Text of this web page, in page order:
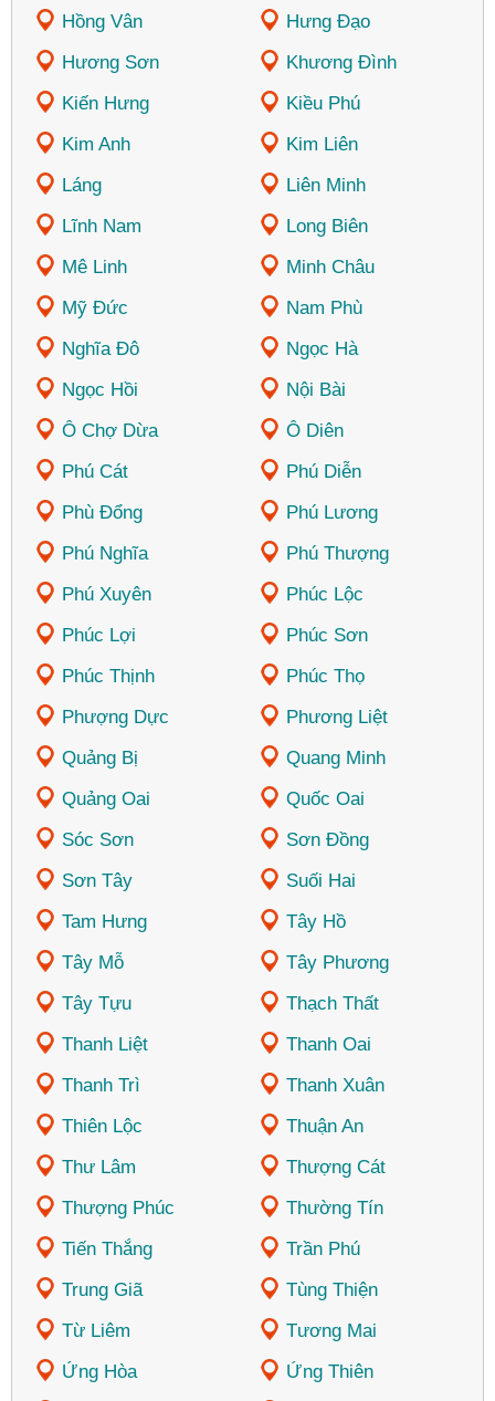
Hồng Vân
Hưng Đạo
Hương Sơn
Khương Đình
Kiến Hưng
Kiều Phú
Kim Anh
Kim Liên
Láng
Liên Minh
Lĩnh Nam
Long Biên
Mê Linh
Minh Châu
Mỹ Đức
Nam Phù
Nghĩa Đô
Ngọc Hà
Ngọc Hồi
Nội Bài
Ô Chợ Dừa
Ô Diên
Phú Cát
Phú Diễn
Phù Đổng
Phú Lương
Phú Nghĩa
Phú Thượng
Phú Xuyên
Phúc Lộc
Phúc Lợi
Phúc Sơn
Phúc Thịnh
Phúc Thọ
Phượng Dực
Phương Liệt
Quảng Bị
Quang Minh
Quảng Oai
Quốc Oai
Sóc Sơn
Sơn Đồng
Sơn Tây
Suối Hai
Tam Hưng
Tây Hồ
Tây Mỗ
Tây Phương
Tây Tựu
Thạch Thất
Thanh Liệt
Thanh Oai
Thanh Trì
Thanh Xuân
Thiên Lộc
Thuận An
Thư Lâm
Thượng Cát
Thượng Phúc
Thường Tín
Tiến Thắng
Trần Phú
Trung Giã
Tùng Thiện
Từ Liêm
Tương Mai
Ứng Hòa
Ứng Thiên